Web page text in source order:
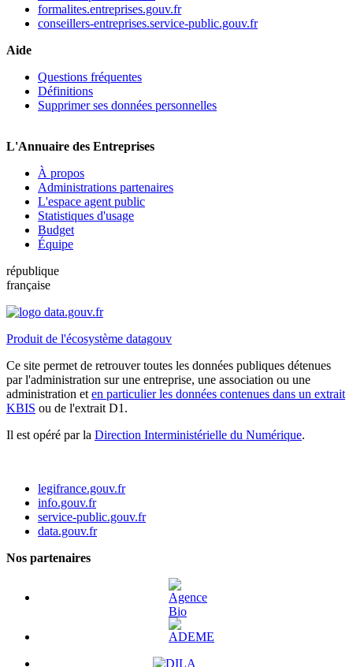
formalites.entreprises.gouv.fr
conseillers-entreprises.service-public.gouv.fr
Aide
Questions fréquentes
Définitions
Supprimer ses données personnelles
L'Annuaire des Entreprises
À propos
Administrations partenaires
L'espace agent public
Statistiques d'usage
Budget
Équipe
république
française
Produit de l'écosystème datagouv
Ce site permet de retrouver toutes les données publiques détenues
par l'administration sur une entreprise, une association ou une
administration et en particulier les données contenues dans un extrait
KBIS ou de l'extrait D1.
Il est opéré par la Direction Interministérielle du Numérique.
legifrance.gouv.fr
info.gouv.fr
service-public.gouv.fr
data.gouv.fr
Nos partenaires